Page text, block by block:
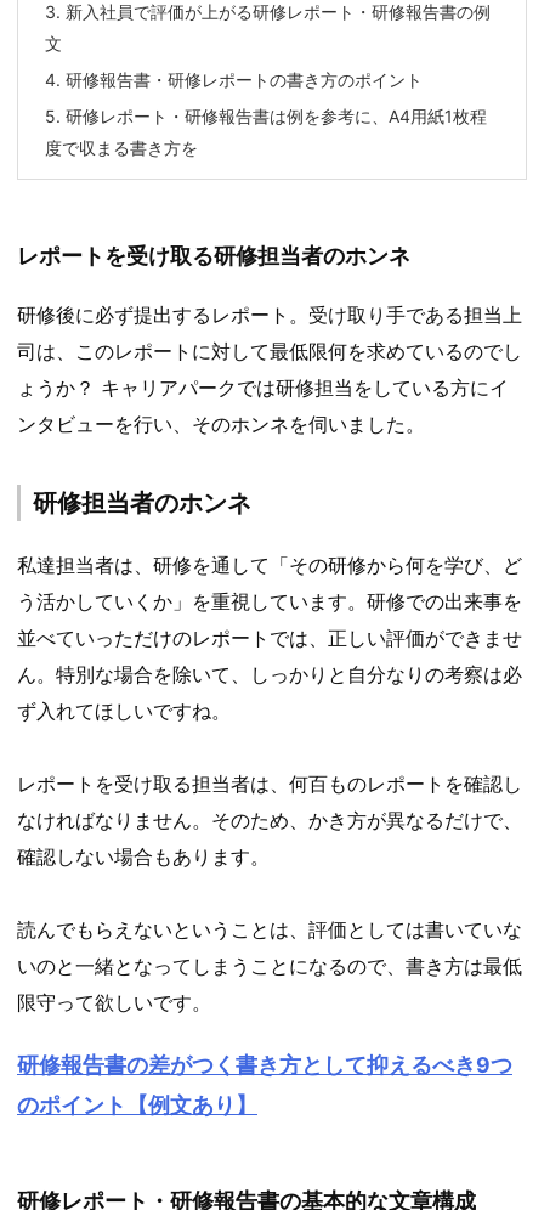
3. 新入社員で評価が上がる研修レポート・研修報告書の例
文
4. 研修報告書・研修レポートの書き方のポイント
5. 研修レポート・研修報告書は例を参考に、A4用紙1枚程
度で収まる書き方を
レポートを受け取る研修担当者のホンネ
研修後に必ず提出するレポート。受け取り手である担当上
司は、このレポートに対して最低限何を求めているのでし
ょうか？ キャリアパークでは研修担当をしている方にイ
ンタビューを行い、そのホンネを伺いました。
研修担当者のホンネ
私達担当者は、研修を通して「その研修から何を学び、ど
う活かしていくか」を重視しています。研修での出来事を
並べていっただけのレポートでは、正しい評価ができませ
ん。特別な場合を除いて、しっかりと自分なりの考察は必
ず入れてほしいですね。
レポートを受け取る担当者は、何百ものレポートを確認し
なければなりません。そのため、かき方が異なるだけで、
確認しない場合もあります。
読んでもらえないということは、評価としては書いていな
いのと一緒となってしまうことになるので、書き方は最低
限守って欲しいです。
研修報告書の差がつく書き方として抑えるべき9つ
のポイント【例文あり】
研修レポート・研修報告書の基本的な文章構成